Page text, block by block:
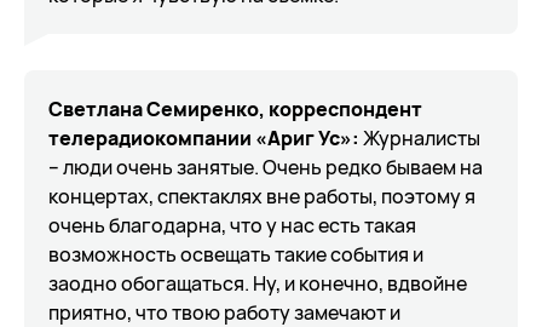
Светлана Семиренко, корреспондент
телерадиокомпании «Ариг Ус»: Журналисты
– люди очень занятые. Очень редко бываем на
концертах, спектаклях вне работы, поэтому я
очень благодарна, что у нас есть такая
возможность освещать такие события и
заодно обогащаться. Ну, и конечно, вдвойне
приятно, что твою работу замечают и